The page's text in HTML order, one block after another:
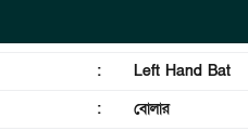
:
Left Hand Bat
:
বোলার